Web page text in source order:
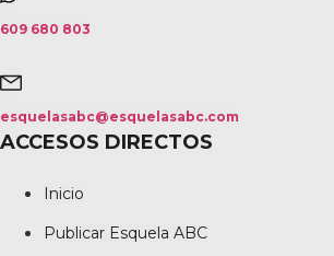
609 680 803
esquelasabc@esquelasabc.com
ACCESOS DIRECTOS
Inicio
Publicar Esquela ABC